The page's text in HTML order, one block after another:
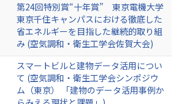
第24回特別賞“十年賞” 東京電機大学
東京千住キャンパスにおける徹底した
省エネルギーを目指した継続的取り組
み (空気調和・衛生工学会佐賀大会)
スマートビルと建物データ活用につい
て (空気調和・衛生工学会シンポジウ
ム（東京） 「建物のデータ活用事例か